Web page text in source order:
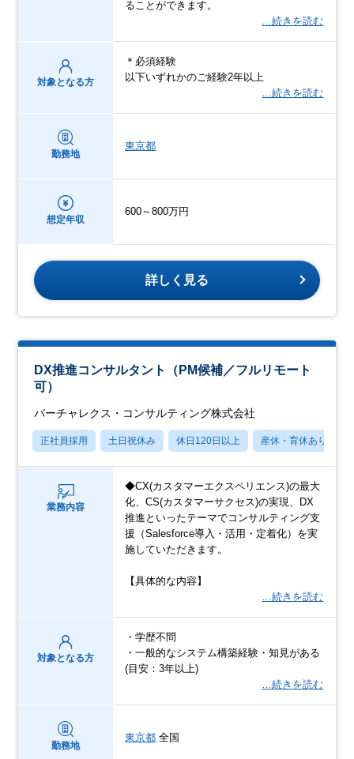
ることができます。
…続きを読む
対象となる方
＊必須経験
以下いずれかのご経験2年以上
…続きを読む
勤務地
東京都
想定年収
600～800万円
詳しく見る
DX推進コンサルタント（PM候補／フルリモート
可）
バーチャレクス・コンサルティング株式会社
正社員採用 土日祝休み 休日120日以上 産休・育休あり
業務内容
◆CX(カスタマーエクスペリエンス)の最大
化、CS(カスタマーサクセス)の実現、DX
推進といったテーマでコンサルティング支
援（Salesforce導入・活用・定着化）を実
施していただきます。
【具体的な内容】
…続きを読む
対象となる方
・学歴不問
・一般的なシステム構築経験・知見がある
(目安：3年以上)
…続きを読む
勤務地
東京都 全国